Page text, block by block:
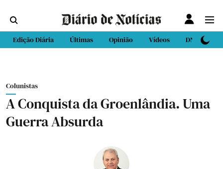
Edição Diária Últimas Opinião Vídeos DN Sport
Colunistas
A Conquista da Groenlândia. Uma
Guerra Absurda